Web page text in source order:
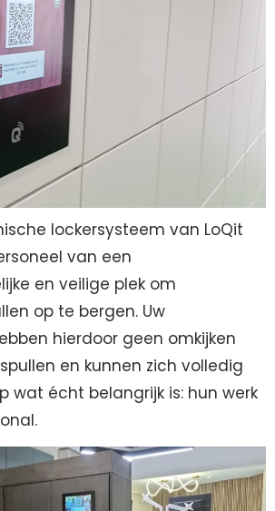
lockersysteem van LoQit
van een
en veilige plek om
op te bergen. Uw
hierdoor geen omkijken
en kunnen zich volledig
wat écht belangrijk is: hun werk